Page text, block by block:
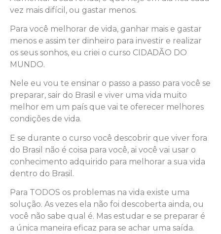
vez mais difícil, ou gastar menos.
Para você melhorar de vida, ganhar mais e gastar
menos e assim ter dinheiro para investir e realizar
os seus sonhos, eu criei o curso CIDADÃO DO
MUNDO.
Nele eu vou te ensinar o passo a passo para você se
preparar, sair do Brasil e viver uma vida muito
melhor em um país que vai te oferecer melhores
condições de vida.
E se durante o curso você descobrir que viver fora
do Brasil não é coisa para você, ai você vai usar o
conhecimento adquirido para melhorar a sua vida
dentro do Brasil.
Para TODOS os problemas na vida existe uma
solução. As vezes ela não foi descoberta ainda, ou
você não sabe qual é. Mas estudar e se preparar é
a única maneira eficaz para se achar uma saída.